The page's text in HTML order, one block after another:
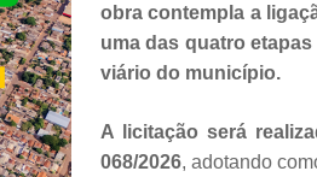
obra contempla a
uma das quatro
viário do município.
A licitação será
068/2026, adotando